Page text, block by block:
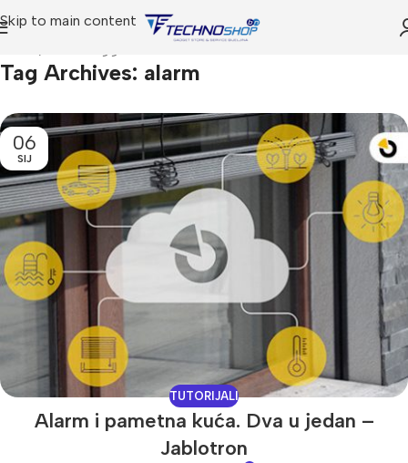
Skip to main content
Tag Archives: alarm
06
SIJ
TUTORIJALI
Alarm i pametna kuća. Dva u jedan –
Jablotron